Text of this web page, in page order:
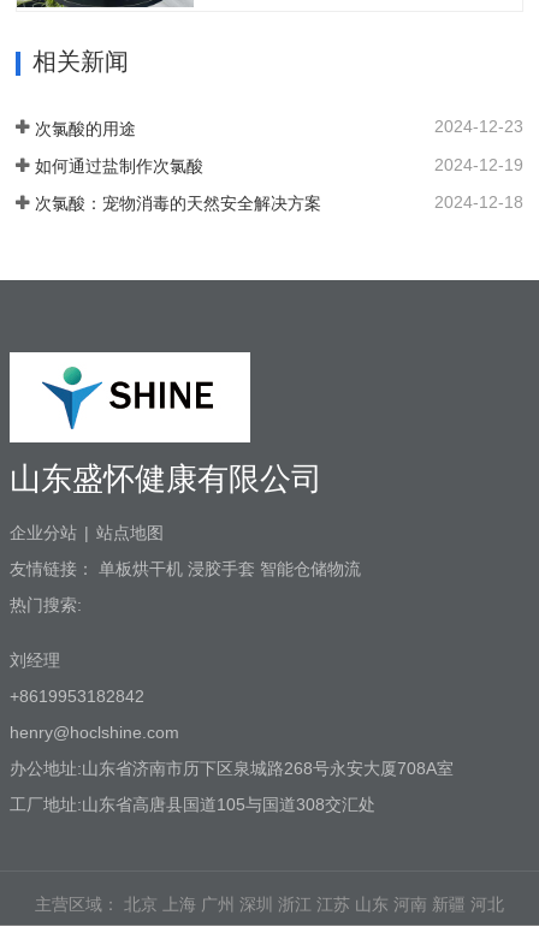
消毒问题。各地市的使用标准：解决方案
以及使用场景：1. 一机多用，解决牙椅水
相关新闻
次氯酸的用途 2024-12-23
如何通过盐制作次氯酸 2024-12-19
次氯酸：宠物消毒的天然安全解决方案 2024-12-18
山东盛怀健康有限公司
企业分站 | 站点地图
友情链接： 单板烘干机 浸胶手套 智能仓储物流
热门搜索:
刘经理
+8619953182842
henry@hoclshine.com
办公地址:山东省济南市历下区泉城路268号永安大厦708A室
工厂地址:山东省高唐县国道105与国道308交汇处
主营区域： 北京 上海 广州 深圳 浙江 江苏 山东 河南 新疆 河北